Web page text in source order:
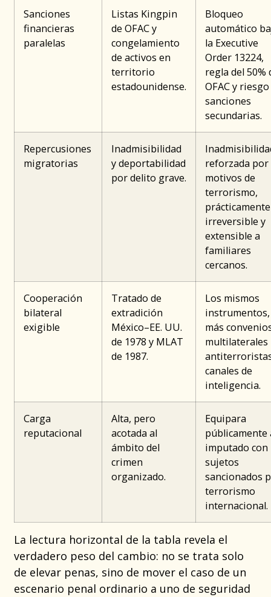
Sanciones
financieras
paralelas
Listas Kingpin
de OFAC y
congelamiento
de activos en
territorio
estadounidense.
Bloqueo
automático
la Executive
Order 13224,
regla del 50%
OFAC y
sanciones
secundarias.
Repercusiones
migratorias
Inadmisibilidad
y deportabilidad
por delito grave.
reforzada por
motivos de
terrorismo,
prácticamente
irreversible y
extensible a
familiares
cercanos.
Cooperación
bilateral
exigible
Tratado de
extradición
México–EE. UU.
de 1978 y MLAT
de 1987.
Los mismos
instrumentos,
más
multilaterales
canales de
inteligencia.
Carga
reputacional
Alta, pero
acotada al
ámbito del
crimen
organizado.
Equipara
públicamente
imputado con
sujetos
sancionados
terrorismo
internacional.
La lectura horizontal de la tabla revela el
verdadero peso del cambio: no se trata solo
de elevar penas, sino de mover el caso de un
escenario penal ordinario a uno de seguridad